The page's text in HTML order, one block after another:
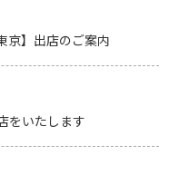
京】出店のご案内
をいたします